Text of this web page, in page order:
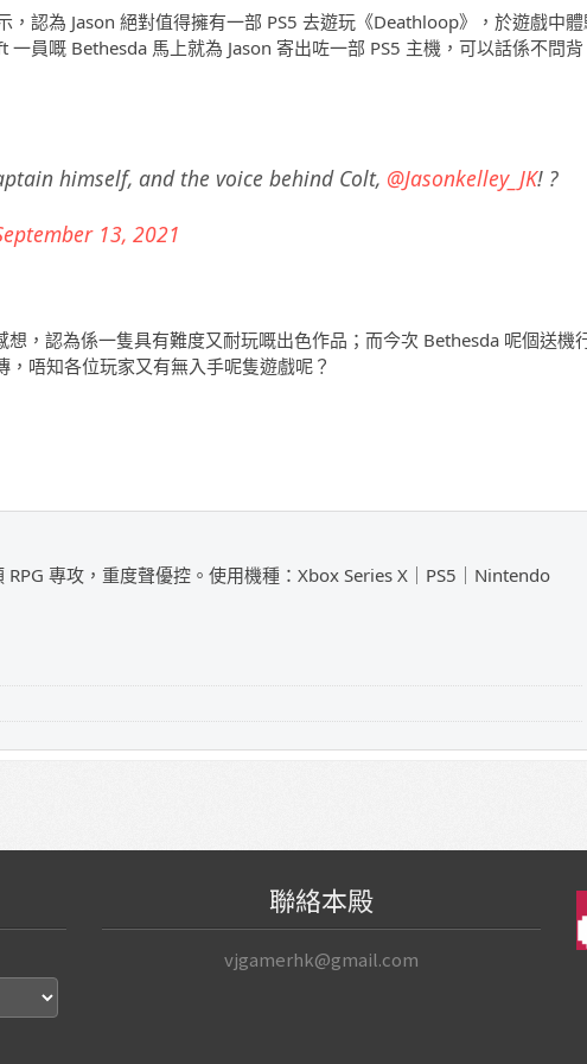
，認為 Jason 絕對值得擁有一部 PS5 去遊玩《Deathloop》，於遊戲中
員嘅 Bethesda 馬上就為 Jason 寄出咗一部 PS5 主機，可以話係不問背
himself, and the voice behind Colt, @Jasonkelley_JK! ?
13, 2021
想，認為係一隻具有難度又耐玩嘅出色作品；而今次 Bethesda 呢個送機
唔知各位玩家又有無入手呢隻遊戲呢？
RPG 專攻，重度聲優控。使用機種：Xbox Series X｜PS5｜Nintendo
聯絡本殿
vjgamerhk@gmail.com